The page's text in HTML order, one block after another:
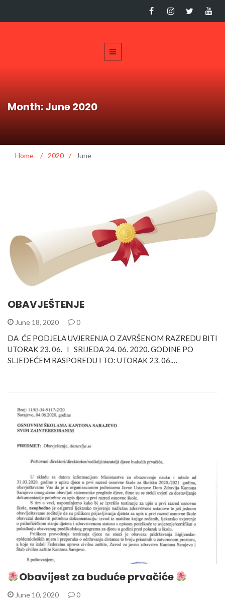
Month: June 2020
Home / 2020 / June
OBAVJEŠTENJE
June 18, 2020 0
DA ĆE PODJELA UVJERENJA O ZAVRŠENOM RAZREDU BITI
UTORAK 23. 06. I SRIJEDA 24. 06. 2020. GODINE PO
SLJEDEĆEM RASPOREDU I TO: UTORAK 23. 06.…
Obavijest za buduće prvačiće
June 10, 2020 0